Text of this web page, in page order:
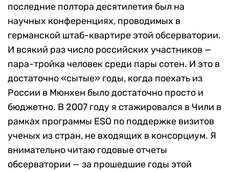
последние полтора десятилетия был на
научных конференциях, проводимых в
германской штаб-квартире этой обсерватории.
И всякий раз число российских участников —
пара-тройка человек среди пары сотен. И это в
достаточно «сытые» годы, когда поехать из
России в Мюнхен было достаточно просто и
бюджетно. В 2007 году я стажировался в Чили в
рамках программы ESO по поддержке визитов
ученых из стран, не входящих в консорциум. Я
внимательно читаю годовые отчеты
обсерватории — за прошедшие годы этой